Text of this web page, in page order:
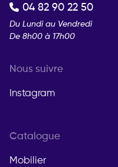
04 82 90 22 50
Du Lundi au Vendredi
De 8h00 à 17h00
Nous suivre
Instagram
Catalogue
Mobilier